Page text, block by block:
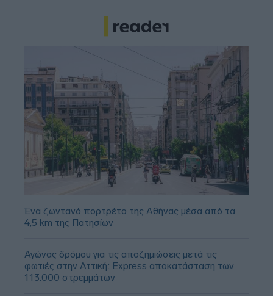
Ένα ζωντανό πορτρέτο της Αθήνας μέσα από τα
4,5 km της Πατησίων
Αγώνας δρόμου για τις αποζημιώσεις μετά τις
φωτιές στην Αττική: Express αποκατάσταση των
113.000 στρεμμάτων